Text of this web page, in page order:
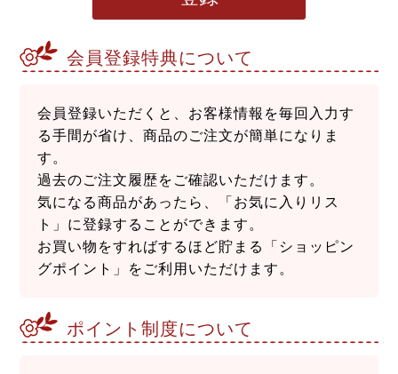
会員登録特典について
会員登録いただくと、お客様情報を毎回入力す
る手間が省け、商品のご注文が簡単になりま
す。
過去のご注文履歴をご確認いただけます。
気になる商品があったら、「お気に入りリス
ト」に登録することができます。
お買い物をすればするほど貯まる「ショッピン
グポイント」をご利用いただけます。
ポイント制度について